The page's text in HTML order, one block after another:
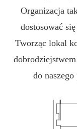
Organizacja
dostosować
Tworząc lokal
do